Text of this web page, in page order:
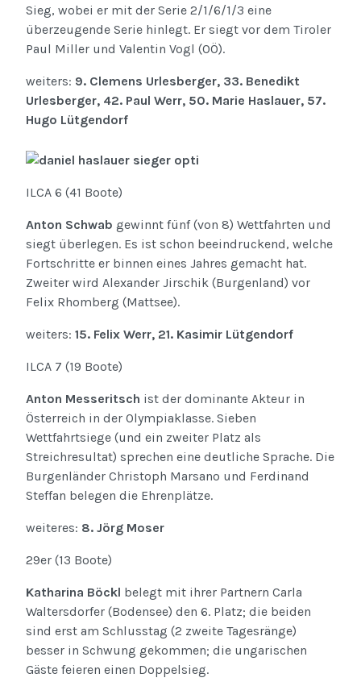
Sieg, wobei er mit der Serie 2/1/6/1/3 eine
überzeugende Serie hinlegt. Er siegt vor dem Tiroler
Paul Miller und Valentin Vogl (OÖ).
weiters: 9. Clemens Urlesberger, 33. Benedikt
Urlesberger, 42. Paul Werr, 50. Marie Haslauer, 57.
Hugo Lütgendorf
ILCA 6 (41 Boote)
Anton Schwab gewinnt fünf (von 8) Wettfahrten und
siegt überlegen. Es ist schon beeindruckend, welche
Fortschritte er binnen eines Jahres gemacht hat.
Zweiter wird Alexander Jirschik (Burgenland) vor
Felix Rhomberg (Mattsee).
weiters: 15. Felix Werr, 21. Kasimir Lütgendorf
ILCA 7 (19 Boote)
Anton Messeritsch ist der dominante Akteur in
Österreich in der Olympiaklasse. Sieben
Wettfahrtsiege (und ein zweiter Platz als
Streichresultat) sprechen eine deutliche Sprache. Die
Burgenländer Christoph Marsano und Ferdinand
Steffan belegen die Ehrenplätze.
weiteres: 8. Jörg Moser
29er (13 Boote)
Katharina Böckl belegt mit ihrer Partnern Carla
Waltersdorfer (Bodensee) den 6. Platz; die beiden
sind erst am Schlusstag (2 zweite Tagesränge)
besser in Schwung gekommen; die ungarischen
Gäste feieren einen Doppelsieg.